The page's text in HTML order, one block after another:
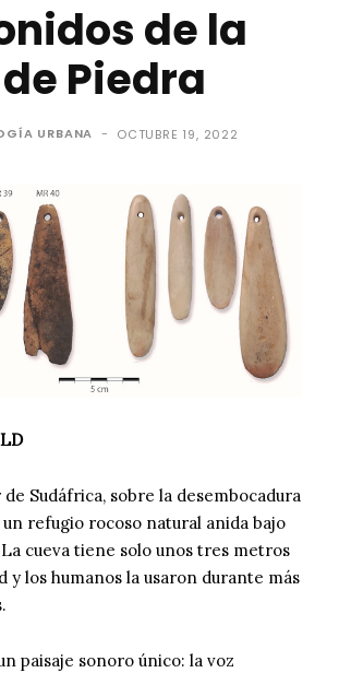
de la
Piedra
URBANA - OCTUBRE 19, 2022
de Sudáfrica, sobre la desembocadura
refugio rocoso natural anida bajo
cueva tiene solo unos tres metros
y los humanos la usaron durante más
paisaje sonoro único: la voz